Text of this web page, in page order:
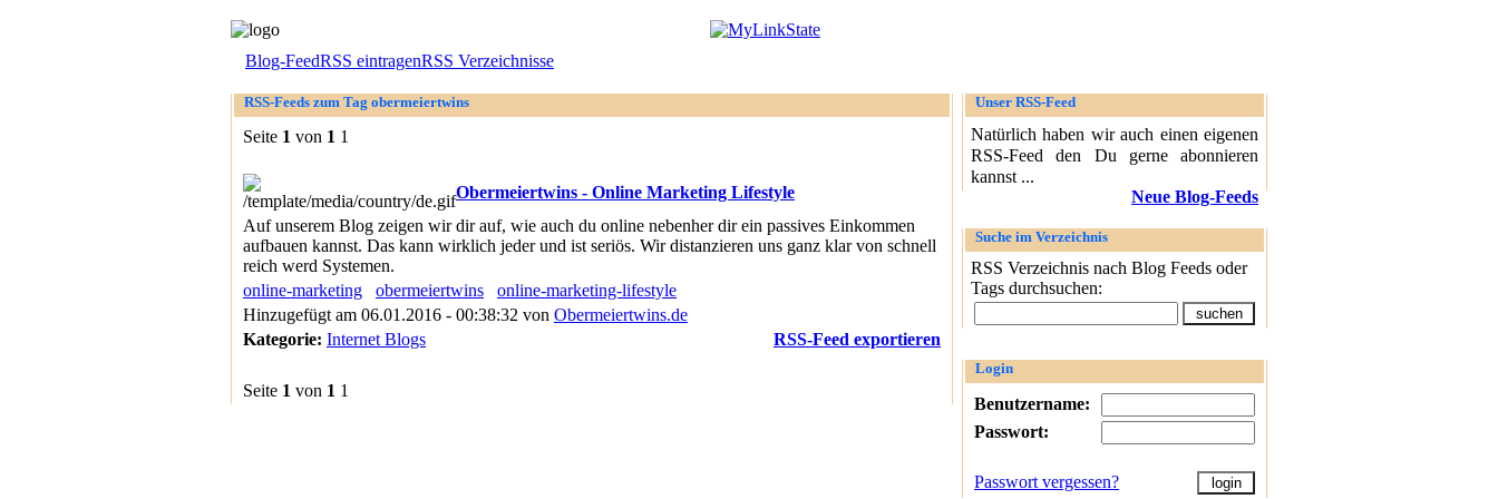
Blog-FeedRSS eintragenRSS Verzeichnisse
RSS-Feeds zum Tag obermeiertwins
Seite 1 von 1 1
Obermeiertwins - Online Marketing Lifestyle
Auf unserem Blog zeigen wir dir auf, wie auch du online nebenher dir ein passives Einkommen
aufbauen kannst. Das kann wirklich jeder und ist seriös. Wir distanzieren uns ganz klar von schnell
reich werd Systemen.
online-marketing
obermeiertwins
online-marketing-lifestyle
Hinzugefügt am 06.01.2016 - 00:38:32 von Obermeiertwins.de
Kategorie: Internet Blogs RSS-Feed exportieren
Seite 1 von 1 1
Unser RSS-Feed
Natürlich haben wir auch einen eigenen
RSS-Feed den Du gerne abonnieren
kannst ...
Neue Blog-Feeds
Suche im Verzeichnis
RSS Verzeichnis nach Blog Feeds oder
Tags durchsuchen:
Login
Benutzername:
Passwort:
Passwort vergessen?